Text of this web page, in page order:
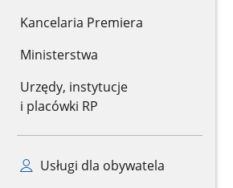
Kancelaria Premiera
Ministerstwa
Urzędy, instytucje
i placówki RP
Usługi dla obywatela